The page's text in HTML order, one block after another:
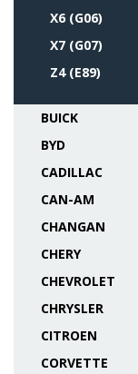
X6 (G06)
X7 (G07)
Z4 (E89)
BUICK
BYD
CADILLAC
CAN-AM
CHANGAN
CHERY
CHEVROLET
CHRYSLER
CITROEN
CORVETTE